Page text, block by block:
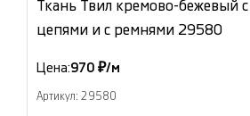
Ткань Твил кремово-бежевый
цепями и с ремнями 29580
Цена:970 ₽/м
Артикул: 29580